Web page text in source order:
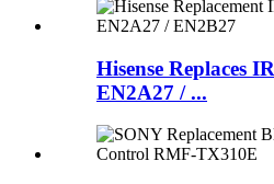
Hisense Replaces
EN2A27 / ...